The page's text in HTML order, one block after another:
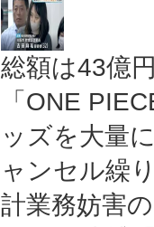
総額は43億
「ONE
ッズを大量
ャンセル繰
計業務妨害